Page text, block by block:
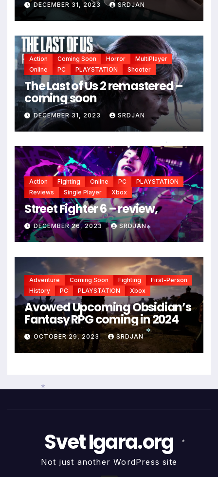
DECEMBER 31, 2023 SRDJAN
Action Coming Soon Horror
MultiPlayer
Online
PC PLAYSTATION Shooter
The Last of Us 2 remastered –
coming soon
DECEMBER 31, 2023 SRDJAN
Action Fighting Online PC
PLAYSTATION
Reviews
Single Player Xbox
Street Fighter 6 – review,
DECEMBER 26, 2023 SRDJAN
Adventure Coming Soon Fighting
First-Person
History
PC PLAYSTATION Xbox
Avowed Upcoming Obsidian’s
Fantasy RPG coming in 2024
OCTOBER 29, 2023 SRDJAN
Svet Igara.org
Not just another WordPress site
*